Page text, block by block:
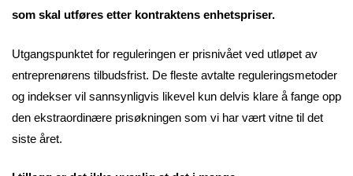
som skal utføres etter kontraktens enhetspriser.
Utgangspunktet for reguleringen er prisnivået ved utløpet av
entreprenørens tilbudsfrist. De fleste avtalte reguleringsmetoder
og indekser vil sannsynligvis likevel kun delvis klare å fange opp
den ekstraordinære prisøkningen som vi har vært vitne til det
siste året.